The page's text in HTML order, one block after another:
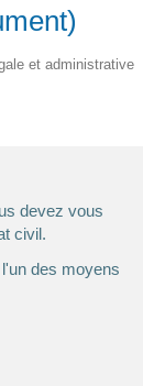
et administrative
devez vous
civil.
des moyens